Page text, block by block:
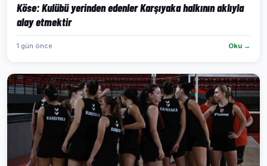
Köse: Kulübü yerinden edenler Karşıyaka halkının aklıyla
alay etmektir
1 gün önce Oku →